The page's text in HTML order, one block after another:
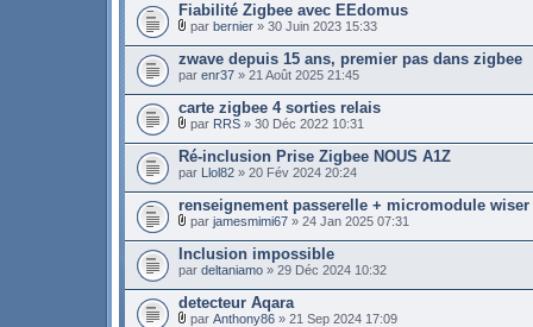
Fiabilité Zigbee avec EEdomus
par bernier » 30 Juin 2023 15:33
zwave depuis 15 ans, premier pas dans zigbee
par enr37 » 21 Août 2025 21:45
carte zigbee 4 sorties relais
par RRS » 30 Déc 2022 10:31
Ré-inclusion Prise Zigbee NOUS A1Z
par Llol82 » 20 Fév 2024 20:24
renseignement passerelle + micromodule
par jamesmimi67 » 24 Jan 2025 07:31
Inclusion impossible
par deltaniamo » 29 Déc 2024 10:32
detecteur Aqara
par Anthony86 » 21 Sep 2024 17:09